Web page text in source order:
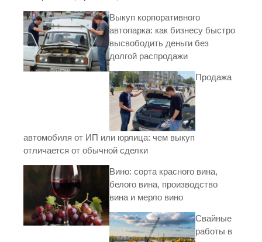
Выкуп корпоративного
автопарка: как бизнесу быстро
высвободить деньги без
долгой распродажи
Продажа
автомобиля от ИП или юрлица: чем выкуп
отличается от обычной сделки
Вино: сорта красного вина,
белого вина, производство
вина и мерло вино
Свайные
работы в